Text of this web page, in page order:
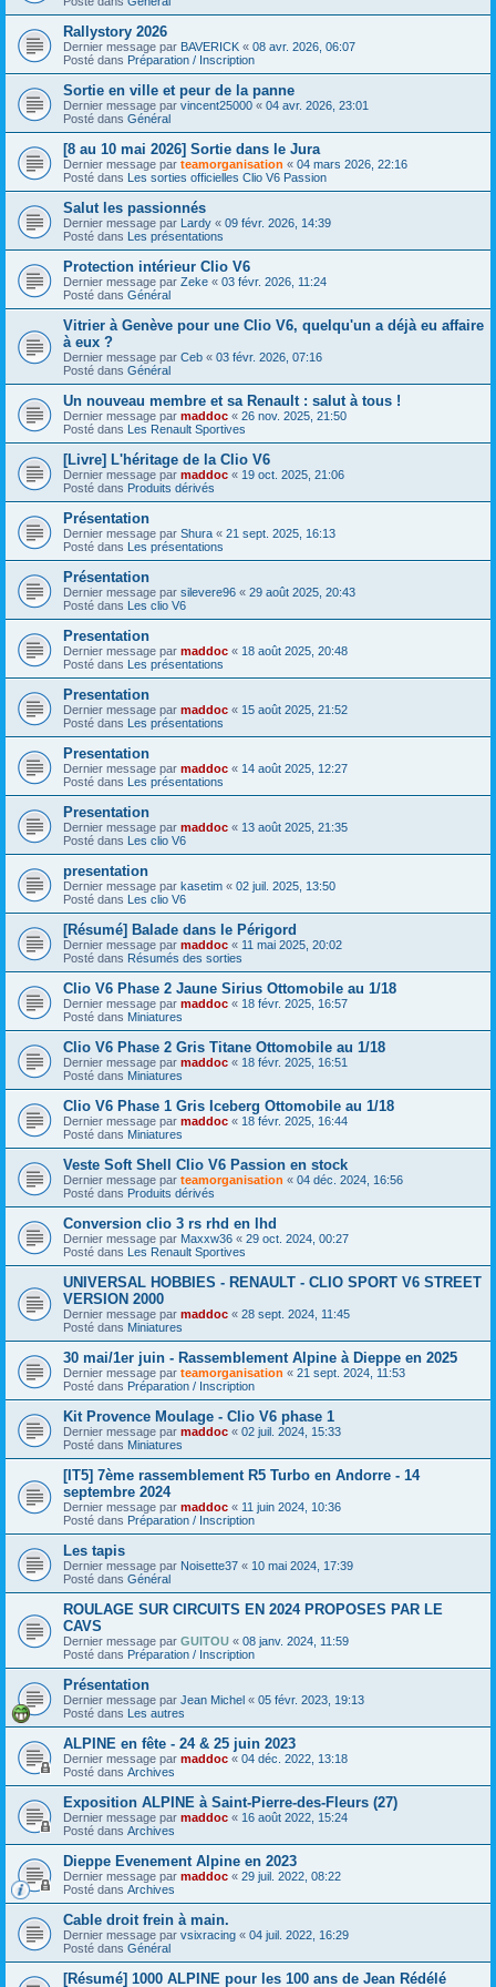
Rallystory 2026
Dernier message par BAVERICK « 08 avr. 2026, 06:07
Posté dans Préparation / Inscription
Sortie en ville et peur de la panne
Dernier message par vincent25000 « 04 avr. 2026, 23:01
Posté dans Général
[8 au 10 mai 2026] Sortie dans le Jura
Dernier message par teamorganisation « 04 mars 2026, 22:16
Posté dans Les sorties officielles Clio V6 Passion
Salut les passionnés
Dernier message par Lardy « 09 févr. 2026, 14:39
Posté dans Les présentations
Protection intérieur Clio V6
Dernier message par Zeke « 03 févr. 2026, 11:24
Posté dans Général
Vitrier à Genève pour une Clio V6, quelqu'un a déjà eu affaire
à eux ?
Dernier message par Ceb « 03 févr. 2026, 07:16
Posté dans Général
Un nouveau membre et sa Renault : salut à tous !
Dernier message par maddoc « 26 nov. 2025, 21:50
Posté dans Les Renault Sportives
[Livre] L'héritage de la Clio V6
Dernier message par maddoc « 19 oct. 2025, 21:06
Posté dans Produits dérivés
Présentation
Dernier message par Shura « 21 sept. 2025, 16:13
Posté dans Les présentations
Présentation
Dernier message par silevere96 « 29 août 2025, 20:43
Posté dans Les clio V6
Presentation
Dernier message par maddoc « 18 août 2025, 20:48
Posté dans Les présentations
Presentation
Dernier message par maddoc « 15 août 2025, 21:52
Posté dans Les présentations
Presentation
Dernier message par maddoc « 14 août 2025, 12:27
Posté dans Les présentations
Presentation
Dernier message par maddoc « 13 août 2025, 21:35
Posté dans Les clio V6
presentation
Dernier message par kasetim « 02 juil. 2025, 13:50
Posté dans Les clio V6
[Résumé] Balade dans le Périgord
Dernier message par maddoc « 11 mai 2025, 20:02
Posté dans Résumés des sorties
Clio V6 Phase 2 Jaune Sirius Ottomobile au 1/18
Dernier message par maddoc « 18 févr. 2025, 16:57
Posté dans Miniatures
Clio V6 Phase 2 Gris Titane Ottomobile au 1/18
Dernier message par maddoc « 18 févr. 2025, 16:51
Posté dans Miniatures
Clio V6 Phase 1 Gris Iceberg Ottomobile au 1/18
Dernier message par maddoc « 18 févr. 2025, 16:44
Posté dans Miniatures
Veste Soft Shell Clio V6 Passion en stock
Dernier message par teamorganisation « 04 déc. 2024, 16:56
Posté dans Produits dérivés
Conversion clio 3 rs rhd en lhd
Dernier message par Maxxw36 « 29 oct. 2024, 00:27
Posté dans Les Renault Sportives
UNIVERSAL HOBBIES - RENAULT - CLIO SPORT V6 STREET
VERSION 2000
Dernier message par maddoc « 28 sept. 2024, 11:45
Posté dans Miniatures
30 mai/1er juin - Rassemblement Alpine à Dieppe en 2025
Dernier message par teamorganisation « 21 sept. 2024, 11:53
Posté dans Préparation / Inscription
Kit Provence Moulage - Clio V6 phase 1
Dernier message par maddoc « 02 juil. 2024, 15:33
Posté dans Miniatures
[IT5] 7ème rassemblement R5 Turbo en Andorre - 14
septembre 2024
Dernier message par maddoc « 11 juin 2024, 10:36
Posté dans Préparation / Inscription
Les tapis
Dernier message par Noisette37 « 10 mai 2024, 17:39
Posté dans Général
ROULAGE SUR CIRCUITS EN 2024 PROPOSES PAR LE
CAVS
Dernier message par GUITOU « 08 janv. 2024, 11:59
Posté dans Préparation / Inscription
Présentation
Dernier message par Jean Michel « 05 févr. 2023, 19:13
Posté dans Les autres
ALPINE en fête - 24 & 25 juin 2023
Dernier message par maddoc « 04 déc. 2022, 13:18
Posté dans Archives
Exposition ALPINE à Saint-Pierre-des-Fleurs (27)
Dernier message par maddoc « 16 août 2022, 15:24
Posté dans Archives
Dieppe Evenement Alpine en 2023
Dernier message par maddoc « 29 juil. 2022, 08:22
Posté dans Archives
Cable droit frein à main.
Dernier message par vsixracing « 04 juil. 2022, 16:29
Posté dans Général
[Résumé] 1000 ALPINE pour les 100 ans de Jean Rédélé